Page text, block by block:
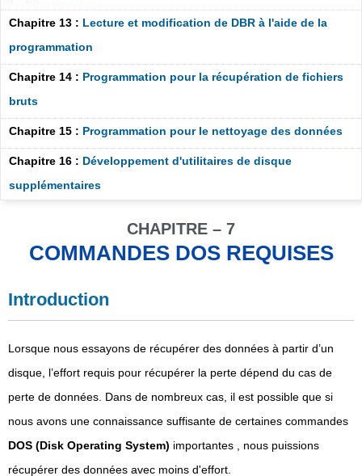
Chapitre 13 : Lecture et modification de DBR à l'aide de la
programmation
Chapitre 14 : Programmation pour la récupération de fichiers
bruts
Chapitre 15 : Programmation pour le nettoyage des données
Chapitre 16 : Développement d'utilitaires de disque
supplémentaires
CHAPITRE – 7
COMMANDES DOS REQUISES
Introduction
Lorsque nous essayons de récupérer des données à partir d’un
disque, l’effort requis pour récupérer la perte dépend du cas de
perte de données. Dans de nombreux cas, il est possible que si
nous avons une connaissance suffisante de certaines commandes
DOS (Disk Operating System) importantes , nous puissions
récupérer des données avec moins d'effort.